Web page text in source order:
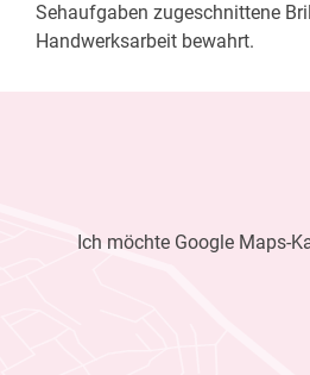
Sehaufgaben zugeschnittene
Handwerksarbeit bewahrt.
Ich möchte Google Maps-